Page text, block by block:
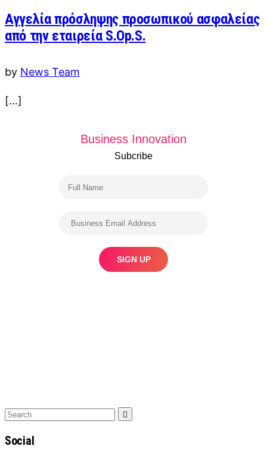
Αγγελία πρόσληψης προσωπικού ασφαλείας
από την εταιρεία S.Op.S.
by News Team
[…]
Business Innovation
Subcribe
Search
Social